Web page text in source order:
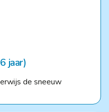
jaar)
de sneeuw